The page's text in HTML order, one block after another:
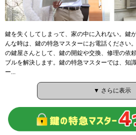
鍵を失くしてしまって、家の中に入れない。鍵
んな時は、鍵の特急マスターにお電話ください
の鍵屋さんとして、鍵の開錠や交換、修理の依
ブルを解決します。鍵の特急マスターでは、知
ー...
▼ さらに表示